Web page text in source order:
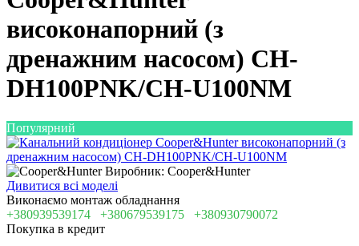
високонапорний (з
дренажним насосом) CH-
DH100PNK/CH-U100NM
Популярний
Виробник: Cooper&Hunter
Дивитися всі моделі
Виконаємо монтаж обладнання
+380939539174 +380679539175 +380930790072
Покупка в кредит